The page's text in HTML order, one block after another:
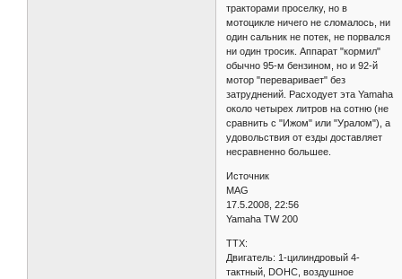
тракторами проселку, но в
мотоцикле ничего не сломалось, ни
один сальник не потек, не порвался
ни один тросик. Аппарат "кормил"
обычно 95-м бензином, но и 92-й
мотор "переваривает" без
затруднений. Расходует эта Yamaha
около четырех литров на сотню (не
сравнить с "Ижом" или "Уралом"), а
удовольствия от езды доставляет
несравненно большее.
Источник
MAG
17.5.2008, 22:56
Yamaha TW 200
ТТХ:
Двигатель: 1-цилиндровый 4-
тактный, DOHC, воздушное